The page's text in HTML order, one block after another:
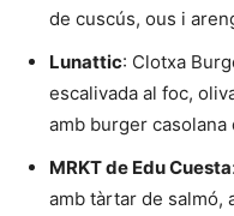
de cuscús, ous i
Lunattic: Clotxa
escalivada al foc,
amb burger casolana
MRKT de Edu Cuesta
amb tàrtar de salmó,